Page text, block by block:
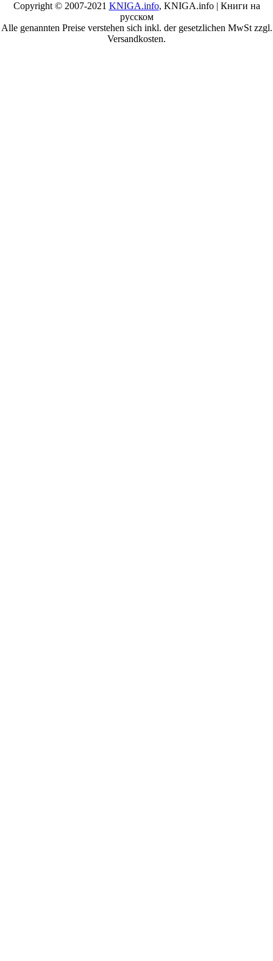
Copyright © 2007-2021 KNIGA.info, KNIGA.info | Книги на
русском
Alle genannten Preise verstehen sich inkl. der gesetzlichen MwSt zzgl.
Versandkosten.